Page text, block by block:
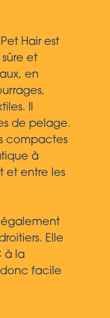
Pet Hair est
et
en
Il
de pelage.
compactes
à
et entre les
également
Elle
à la
facile